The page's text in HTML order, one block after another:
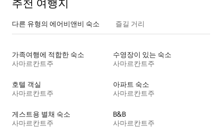
추천 여행지
다른 유형의 에어비앤비 숙소 즐길 거리
가족여행에 적합한 숙소
사마르칸트주
수영장이 있는 숙소
사마르칸트주
호텔 객실
사마르칸트주
아파트 숙소
사마르칸트주
게스트용 별채 숙소
사마르칸트주
B&B
사마르칸트주